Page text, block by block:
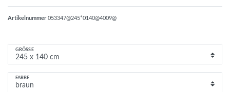
Artikelnummer053347@245*0140@4009@
GRÖSSE
FARBE